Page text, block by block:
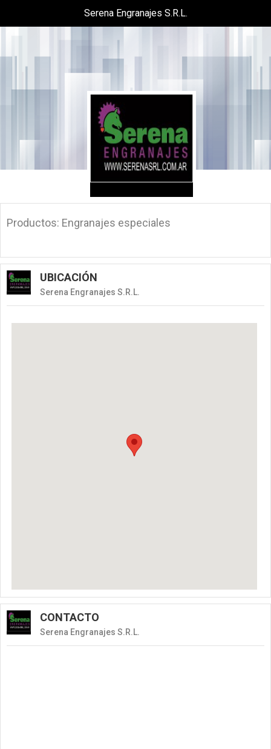
Serena Engranajes S.R.L.
Productos: Engranajes especiales
UBICACIÓN
Serena Engranajes S.R.L.
CONTACTO
Serena Engranajes S.R.L.